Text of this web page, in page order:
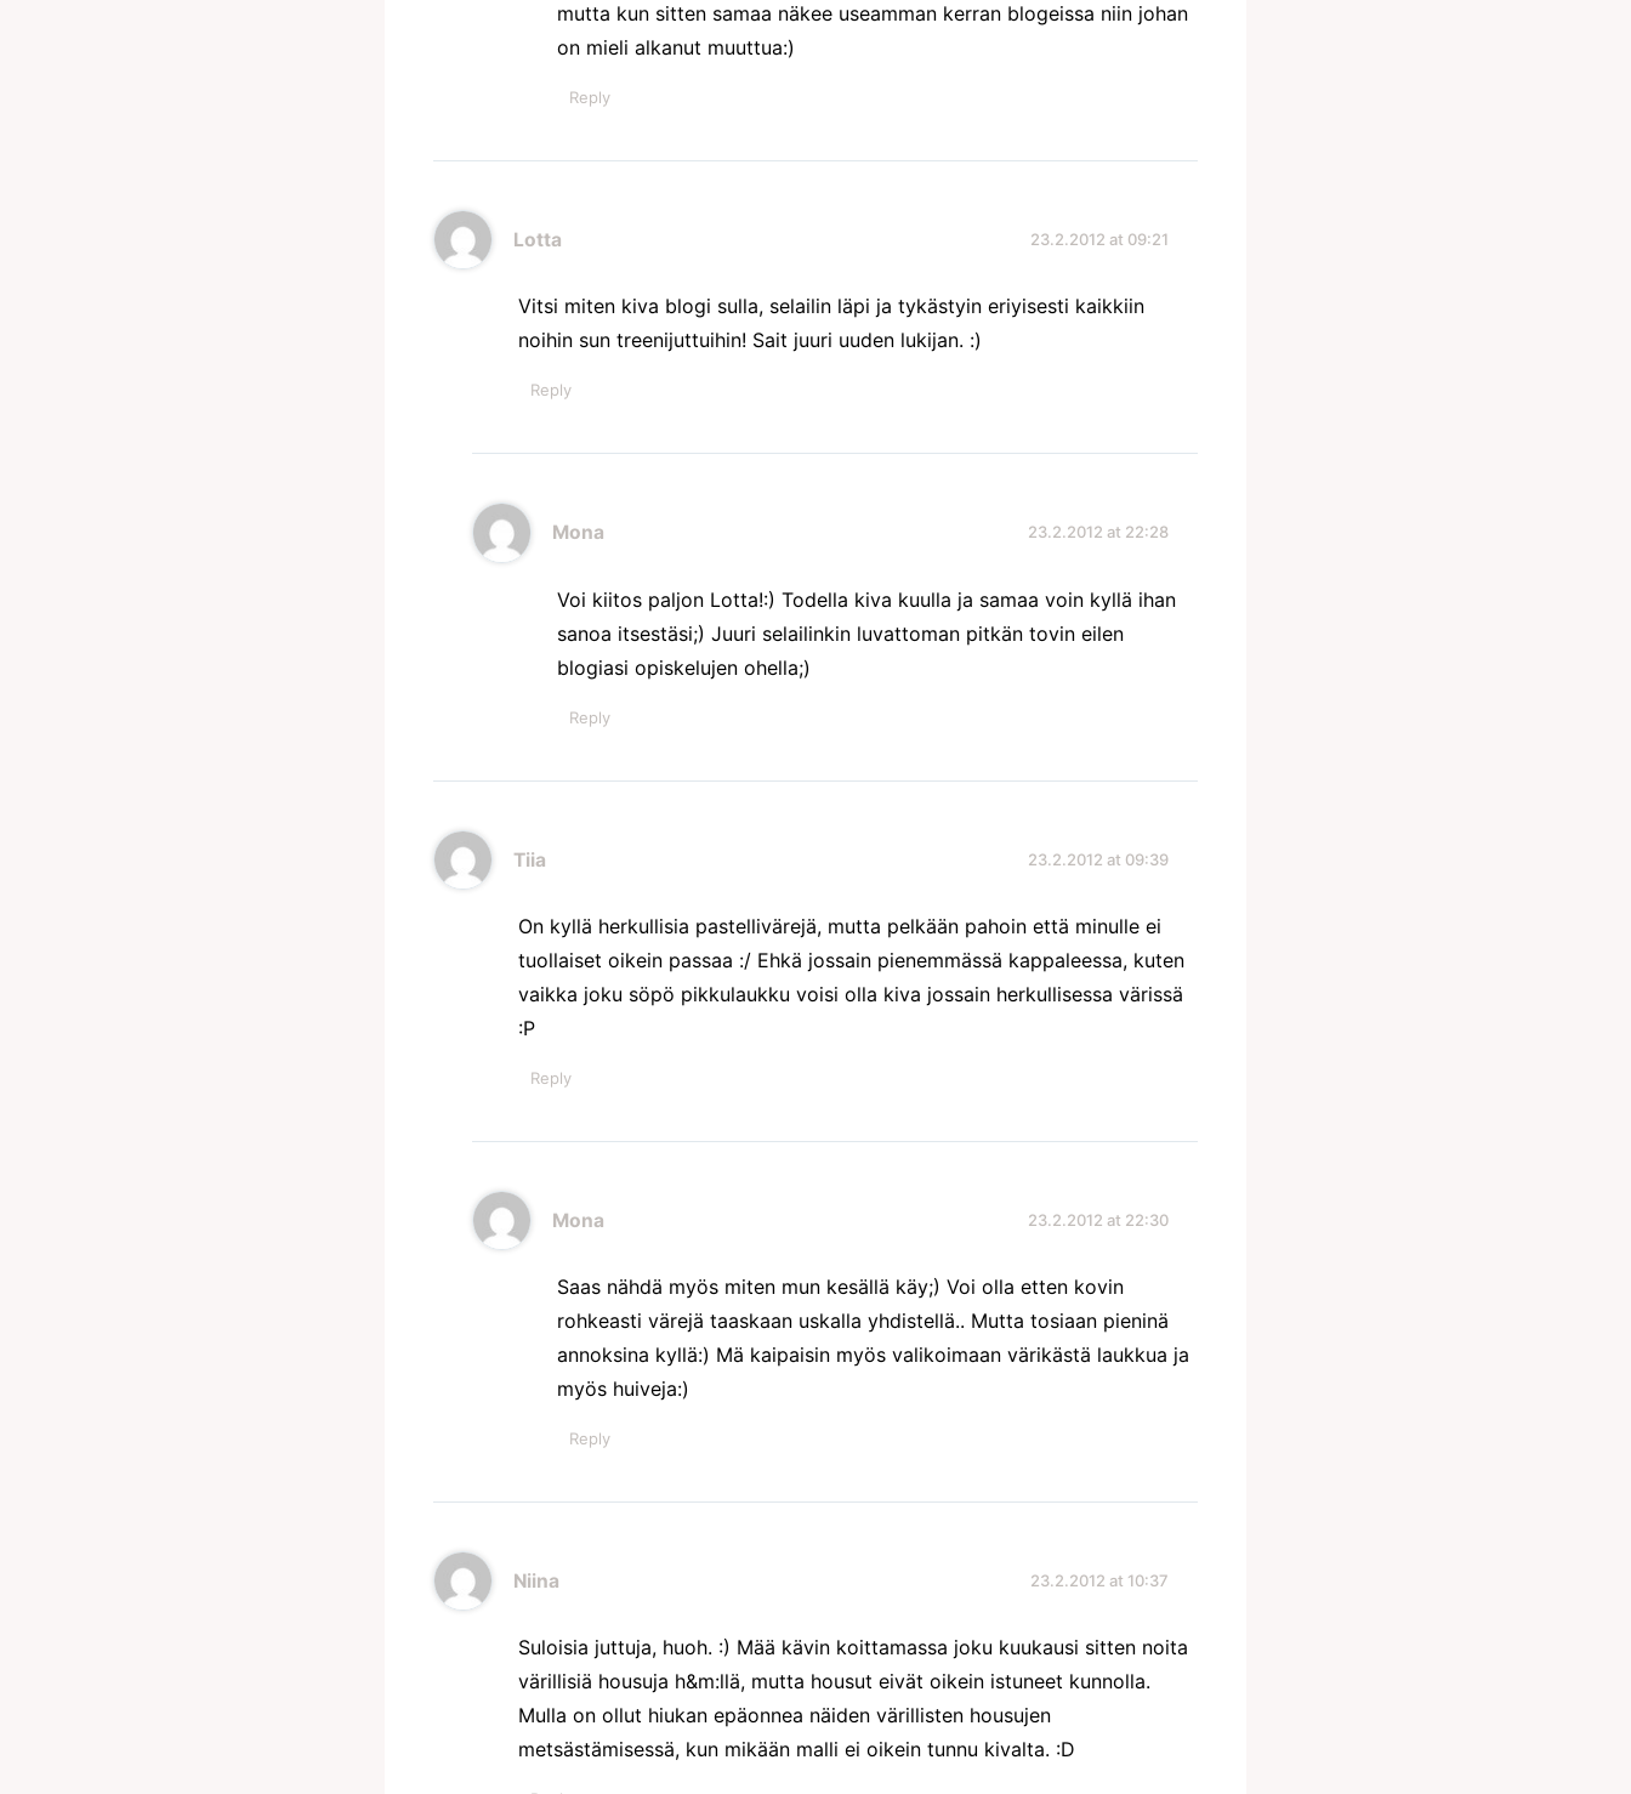
mutta kun sitten samaa näkee useamman kerran blogeissa niin johan
on mieli alkanut muuttua:)
Reply
Lotta 23.2.2012 at 09:21
Vitsi miten kiva blogi sulla, selailin läpi ja tykästyin eriyisesti kaikkiin
noihin sun treenijuttuihin! Sait juuri uuden lukijan. :)
Reply
Mona 23.2.2012 at 22:28
Voi kiitos paljon Lotta!:) Todella kiva kuulla ja samaa voin kyllä ihan
sanoa itsestäsi;) Juuri selailinkin luvattoman pitkän tovin eilen
blogiasi opiskelujen ohella;)
Reply
Tiia 23.2.2012 at 09:39
On kyllä herkullisia pastellivärejä, mutta pelkään pahoin että minulle ei
tuollaiset oikein passaa :/ Ehkä jossain pienemmässä kappaleessa, kuten
vaikka joku söpö pikkulaukku voisi olla kiva jossain herkullisessa värissä
:P
Reply
Mona 23.2.2012 at 22:30
Saas nähdä myös miten mun kesällä käy;) Voi olla etten kovin
rohkeasti värejä taaskaan uskalla yhdistellä.. Mutta tosiaan pieninä
annoksina kyllä:) Mä kaipaisin myös valikoimaan värikästä laukkua ja
myös huiveja:)
Reply
Niina 23.2.2012 at 10:37
Suloisia juttuja, huoh. :) Mää kävin koittamassa joku kuukausi sitten noita
värillisiä housuja h&m:llä, mutta housut eivät oikein istuneet kunnolla.
Mulla on ollut hiukan epäonnea näiden värillisten housujen
metsästämisessä, kun mikään malli ei oikein tunnu kivalta. :D